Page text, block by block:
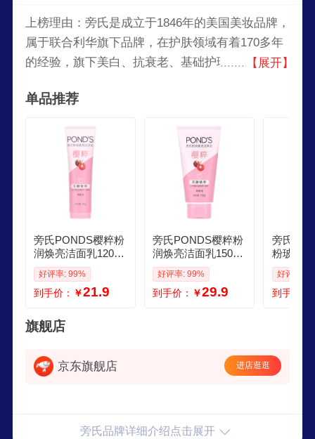
上榜理由：旁氏是成立于1846年的美国美妆品牌，
属于联合利华旗下品牌，在护肤领域有着170多年
的经验，旗下美白、抗衰老、基础护理、洁面乳系
与发展，为消费者提供专业的护肤方案，满足不同
【展开】
单品推荐
旁氏PONDS樱粹粉
润焕亮洁面乳120g
烟酰胺温和洗面奶
男女
好评率: 99%
到手价： ￥21.9
旁氏PONDS樱粹粉
润焕亮洁面乳150g
烟酰胺洗面奶男女
去角质38节礼物
好评率: 99%
到手价： ￥29.9
旁氏
粉玻玻
10g氨基
面敏感
好评率:
到手价：
旗舰店
京东旗舰店 进店逛逛
旁氏品牌详细介绍点击展开